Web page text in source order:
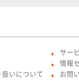
いについて
● サー
● 情報
● お問